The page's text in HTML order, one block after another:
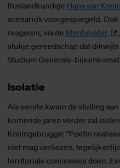
Ruslandkundige Hans van
scenario’s voorgespiegeld.
reageren, via de Mentimeter
stukje gereedschap dat
Studium Generale-
Iso­la­tie
Als eerste kwam de stelling
komende jaren verder zal
Koningsbrugge: “Poetin
niet mag verliezen,
territoriale concessies doen.